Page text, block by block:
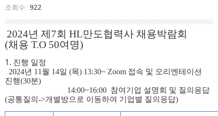
조회수 922
2024년 제7회 HL만도협력사 채용박람회
(채용 T.O 50여명)
1. 진행 일정
2024년 11월 14일 (목) 13:30~ Zoom 접속 및 오리엔테이션
진행(30분)
14:00~16:00 참여기업 설명회 및 질의응답
(공통질의->개별방으로 이동하여 기업별 질의응답)